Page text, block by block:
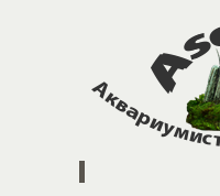
содержимому